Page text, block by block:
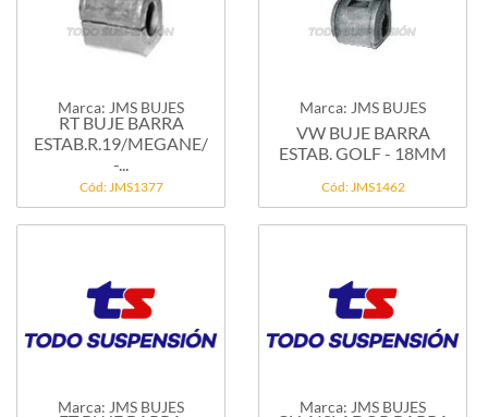
Marca: JMS BUJES
RT BUJE BARRA
ESTAB.R.19/MEGANE/KANGOO/SYMBOL
-...
Cód: JMS1377
Marca: JMS BUJES
VW BUJE BARRA
ESTAB. GOLF - 18MM
Cód: JMS1462
Marca: JMS BUJES Marca: JMS BUJES